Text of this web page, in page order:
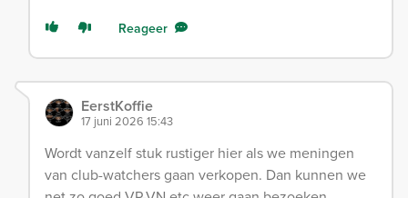
Reageer
EerstKoffie
17 juni 2026 15:43
Wordt vanzelf stuk rustiger hier als we meningen
van club-watchers gaan verkopen. Dan kunnen we